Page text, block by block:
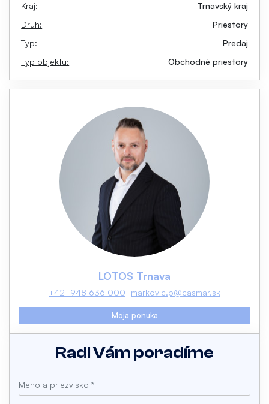
Kraj:
Trnavský kraj
Druh:
Priestory
Typ:
Predaj
Typ objektu:
Obchodné priestory
LOTOS Trnava
+421 948 636 000 markovic.p@casmar.sk
Moja ponuka
Radi Vám poradíme